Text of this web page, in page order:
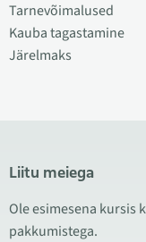
Tarnevõimalused
Kauba tagastamine
Järelmaks
Liitu meiega
Ole esimesena kursis
pakkumistega.